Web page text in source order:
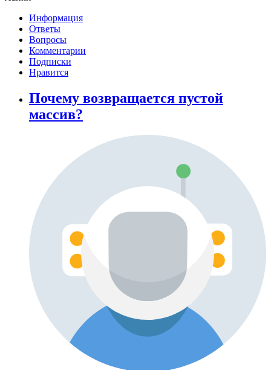
Информация
Ответы
Вопросы
Комментарии
Подписки
Нравится
Почему возвращается пустой
массив?